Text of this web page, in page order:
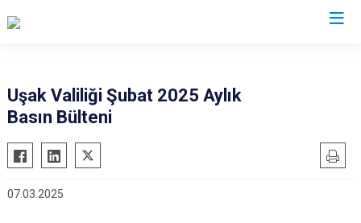
Uşak Valiliği Şubat 2025 Aylık
Basın Bülteni
07.03.2025